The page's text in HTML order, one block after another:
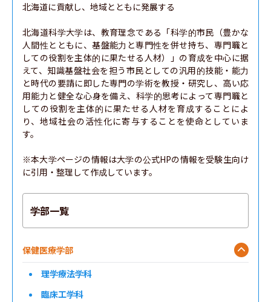
北海道に貢献し、地域とともに発展する
北海道科学大学は、教育理念である「科学的市民（豊かな
人間性とともに、基盤能力と専門性を併せ持ち、専門職と
しての役割を主体的に果たせる人材）」の育成を中心に据
えて、知識基盤社会を担う市民としての汎用的技能・能力
と時代の要請に即した専門の学術を教授・研究し、高い応
用能力と健全な心身を備え、科学的思考によって専門職と
しての役割を主体的に果たせる人材を育成することによ
り、地域社会の活性化に寄与することを使命としていま
す。
※本大学ページの情報は大学の公式HPの情報を受験生向け
に引用・整理して作成しています。
学部一覧
保健医療学部
理学療法学科
臨床工学科